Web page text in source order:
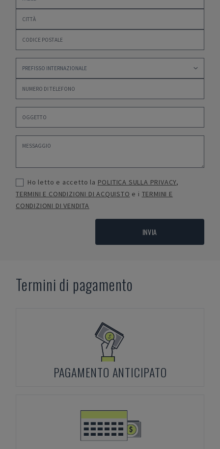
Ho letto e accetto la POLITICA SULLA PRIVACY,
TERMINI E CONDIZIONI DI ACQUISTO e i TERMINI E
CONDIZIONI DI VENDITA
INVIA
Termini di pagamento
PAGAMENTO ANTICIPATO